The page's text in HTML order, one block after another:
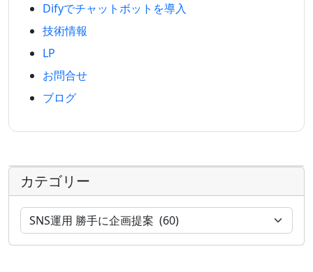
Difyでチャットボットを導入
技術情報
LP
お問合せ
ブログ
カテゴリー